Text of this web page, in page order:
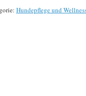
Hundepflege und